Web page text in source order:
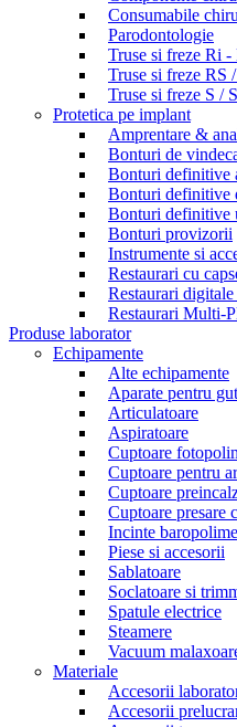
Consumabile
Parodontologie
Truse si freze Ri -
Truse si freze RS
Truse si freze S /
Protetica pe implant
Amprentare &
Bonturi de
Bonturi definitive
Bonturi definitive
Bonturi definitive
Bonturi provizorii
Instrumente si
Restaurari cu
Restaurari
Restaurari Multi-
Produse laborator
Echipamente
Alte echipamente
Aparate pentru
Articulatoare
Aspiratoare
Cuptoare
Cuptoare pentru
Cuptoare
Cuptoare presare
Incinte
Piese si accesorii
Sablatoare
Soclatoare si
Spatule electrice
Steamere
Vacuum
Materiale
Accesorii
Accesorii